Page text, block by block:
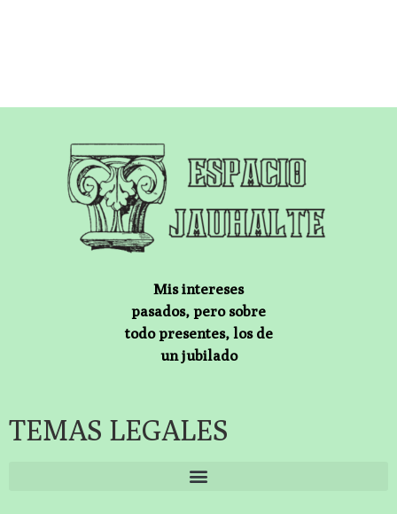
Mis intereses
pasados, pero sobre
todo presentes, los de
un jubilado
TEMAS LEGALES